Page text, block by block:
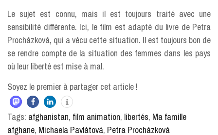
Le sujet est connu, mais il est toujours traité avec une
sensibilité différente. Ici, le film est adapté du livre de Petra
Procházková, qui a vécu cette situation. Il est toujours bon de
se rendre compte de la situation des femmes dans les pays
où leur liberté est mise à mal.
Soyez le premier à partager cet article !
Tags: afghanistan, film animation, libertés, Ma famille
afghane, Michaela Pavlátová, Petra Procházková